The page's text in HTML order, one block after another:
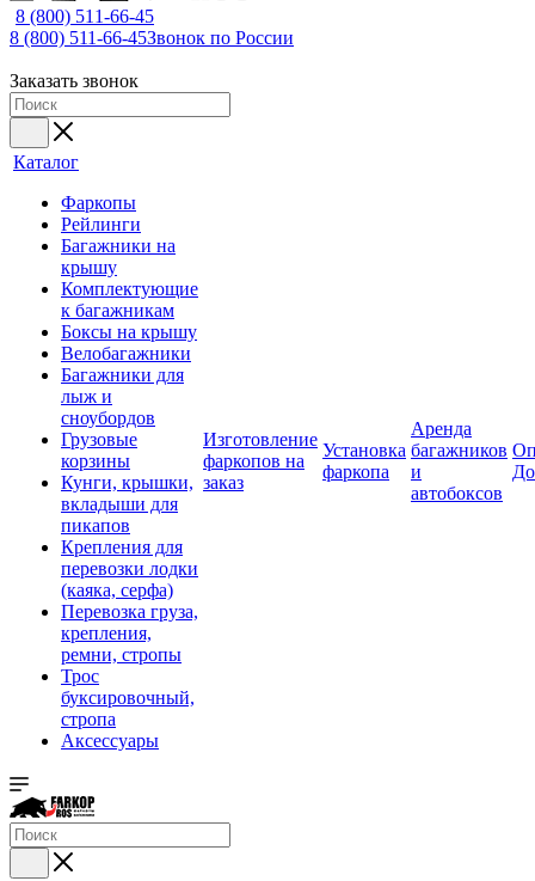
8 (800) 511-66-45
8 (800) 511-66-45Звонок по России
Заказать звонок
Каталог
Фаркопы
Рейлинги
Багажники на
крышу
Комплектующие
к багажникам
Боксы на крышу
Велобагажники
Багажники для
лыж и
сноубордов
Грузовые
корзины
Кунги, крышки,
вкладыши для
пикапов
Крепления для
перевозки лодки
(каяка, серфа)
Перевозка груза,
крепления,
ремни, стропы
Трос
буксировочный,
стропа
Аксессуары
Изготовление
фаркопов на
заказ
Установка
фаркопа
Аренда
багажников
и
автобоксов